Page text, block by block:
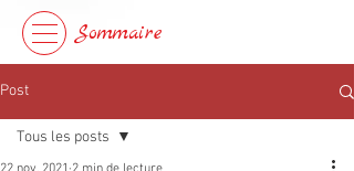
Sommaire
Post
Tous les posts